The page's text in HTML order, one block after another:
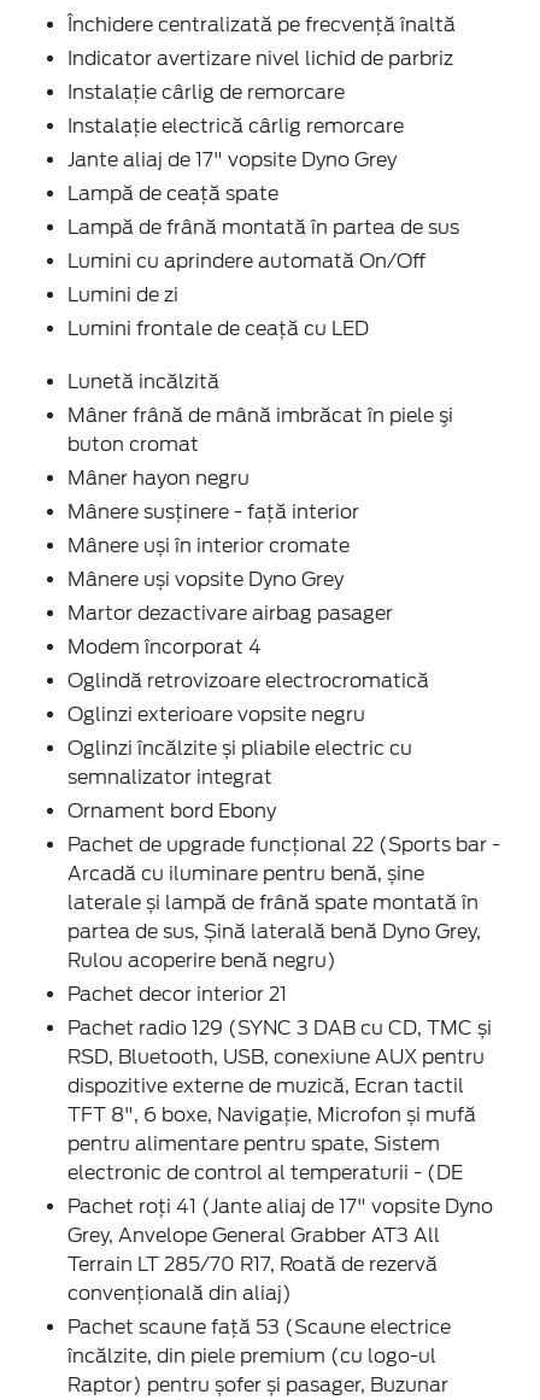
Închidere centralizată pe frecvență înaltă
Indicator avertizare nivel lichid de parbriz
Instalație cârlig de remorcare
Instalație electrică cârlig remorcare
Jante aliaj de 17" vopsite Dyno Grey
Lampă de ceață spate
Lampă de frână montată în partea de sus
Lumini cu aprindere automată On/Off
Lumini de zi
Lumini frontale de ceață cu LED
Lunetă incălzită
Mâner frână de mână imbrăcat în piele şi
buton cromat
Mâner hayon negru
Mânere susținere - față interior
Mânere uși în interior cromate
Mânere uși vopsite Dyno Grey
Martor dezactivare airbag pasager
Modem încorporat 4
Oglindă retrovizoare electrocromatică
Oglinzi exterioare vopsite negru
Oglinzi încălzite și pliabile electric cu
semnalizator integrat
Ornament bord Ebony
Pachet de upgrade funcțional 22 (Sports bar -
Arcadă cu iluminare pentru benă, șine
laterale și lampă de frână spate montată în
partea de sus, Șină laterală benă Dyno Grey,
Rulou acoperire benă negru)
Pachet decor interior 21
Pachet radio 129 (SYNC 3 DAB cu CD, TMC și
RSD, Bluetooth, USB, conexiune AUX pentru
dispozitive externe de muzică, Ecran tactil
TFT 8", 6 boxe, Navigație, Microfon și mufă
pentru alimentare pentru spate, Sistem
electronic de control al temperaturii - (DE
Pachet roți 41 (Jante aliaj de 17" vopsite Dyno
Grey, Anvelope General Grabber AT3 All
Terrain LT 285/70 R17, Roată de rezervă
convențională din aliaj)
Pachet scaune față 53 (Scaune electrice
încălzite, din piele premium (cu logo-ul
Raptor) pentru șofer și pasager, Buzunar